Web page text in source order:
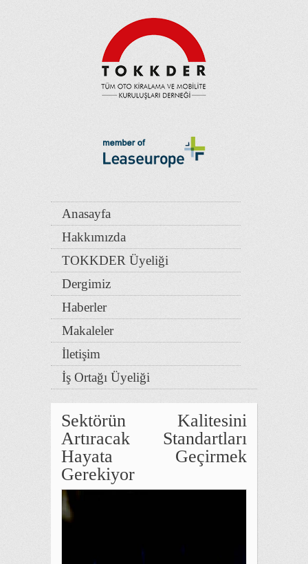
Anasayfa
Hakkımızda
TOKKDER Üyeliği
Dergimiz
Haberler
Makaleler
İletişim
İş Ortağı Üyeliği
Sektörün Kalitesini
Artıracak Standartları
Hayata Geçirmek
Gerekiyor